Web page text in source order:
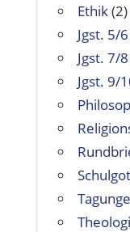
Ethik(2)
Jgst. 5/6
Jgst. 7/8
Jgst. 9/